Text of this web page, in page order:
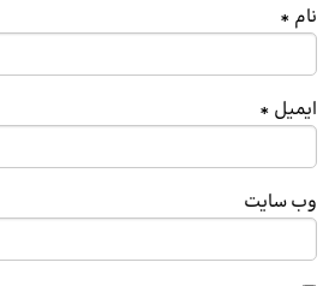
نام *
ایمیل *
وب‌ سایت